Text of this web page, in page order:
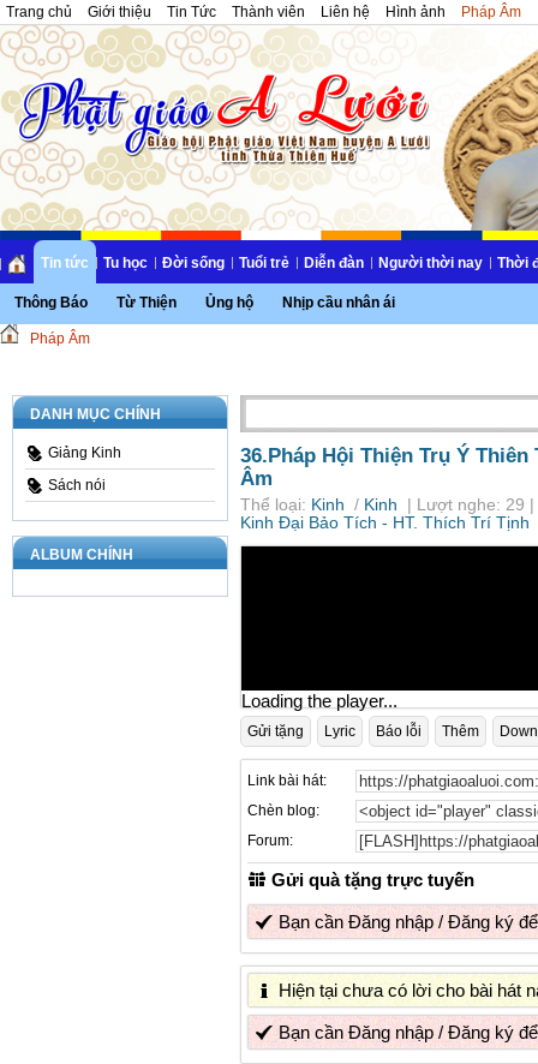
Trang chủ Giới thiệu Tin Tức Thành viên Liên hệ Hình ảnh Pháp Âm
Tin tức
Thông Báo Từ Thiện Ủng hộ Nhịp cầu nhân ái
Tu học Đời sống Tuổi trẻ Diễn đàn Người thời nay Thời
Pháp Âm
DANH MỤC CHÍNH
Giảng Kinh
Sách nói
ALBUM CHÍNH
36.Pháp Hội Thiện Trụ Ý
Âm
Thể loại: Kinh / Kinh
| Lượt nghe: 29
Kinh Đại Bảo Tích - HT. Thích Trí Tịnh
Loading the player...
Gửi tặng Lyric Báo lỗi Thêm
Link bài hát:
Chèn blog:
Forum:
Gửi quà tặng trực tuyến
Bạn cần Đăng nhập/Đăng ký
Hiện tại chưa có lời cho bài hát
Bạn cần Đăng nhập/Đăng ký